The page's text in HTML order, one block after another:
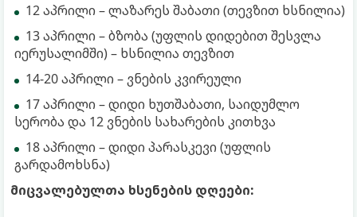
12 აპრილი – ლაზარეს შაბათი (თევზით ხსნილია)
13 აპრილი – ბზობა (უფლის დიდებით შესვლა
იერუსალიმში) – ხსნილია თევზით
14-20 აპრილი – ვნების კვირეული
17 აპრილი – დიდი ხუთშაბათი, საიდუმლო
სერობა და 12 ვნების სახარების კითხვა
18 აპრილი – დიდი პარასკევი (უფლის
გარდამოხსნა)
მიცვალებულთა ხსენების დღეები: